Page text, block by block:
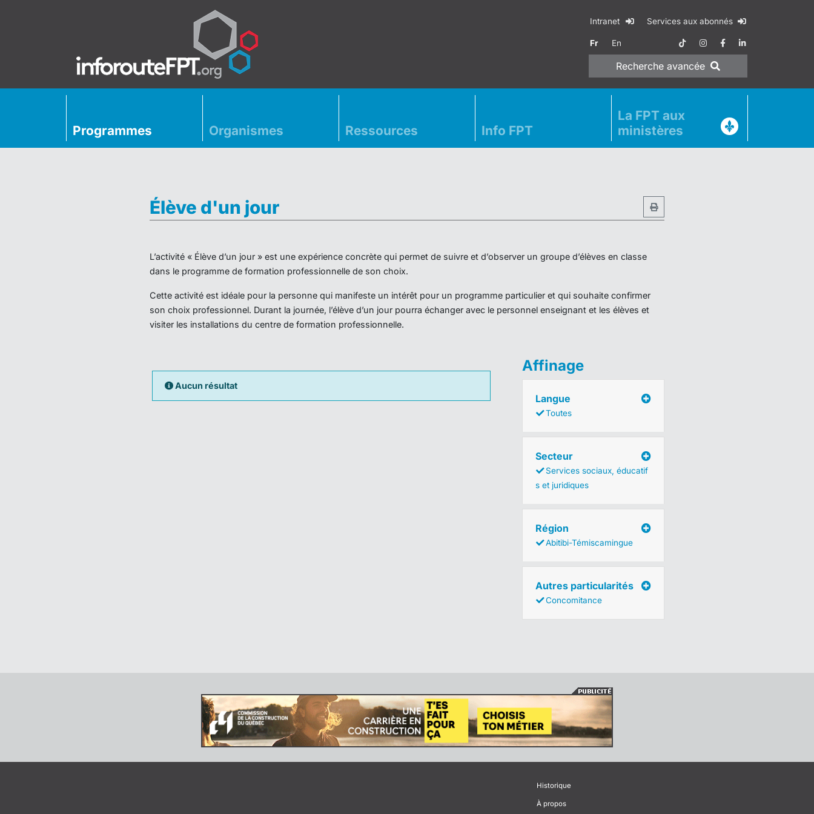
Intranet Services aux abonnés
Fr En
Recherche avancée
Programmes Organismes Ressources Info FPT
La FPT aux
ministères
Élève d'un jour
L’activité « Élève d’un jour » est une expérience concrète qui permet de suivre et d’observer un groupe d’élèves en classe
dans le programme de formation professionnelle de son choix.
Cette activité est idéale pour la personne qui manifeste un intérêt pour un programme particulier et qui souhaite confirmer
son choix professionnel. Durant la journée, l’élève d’un jour pourra échanger avec le personnel enseignant et les élèves et
visiter les installations du centre de formation professionnelle.
Aucun résultat
Affinage
Langue
Toutes
Secteur
Services sociaux, éducatif
s et juridiques
Région
Abitibi-Témiscamingue
Autres particularités
Concomitance
Historique
À propos